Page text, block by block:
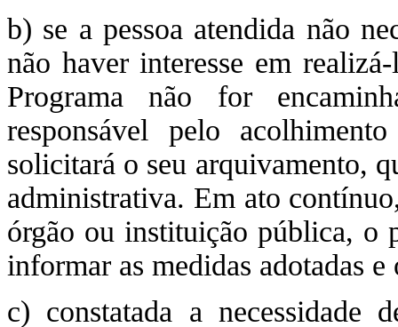
b) se a pessoa atendida não
não haver interesse em
Programa não for
responsável pelo
solicitará o seu arquivamento,
administrativa. Em ato
órgão ou instituição pública, o
informar as medidas adotadas
c) constatada a necessidade